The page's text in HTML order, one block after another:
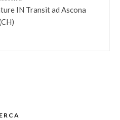
IN Transit ad Ascona